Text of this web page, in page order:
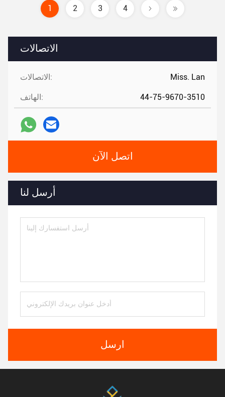
الاتصالات
الاتصالات: Miss. Lan
الهاتف: 44-75-9670-3510
اتصل الآن
أرسل لنا
ارسل
1 2 3 4